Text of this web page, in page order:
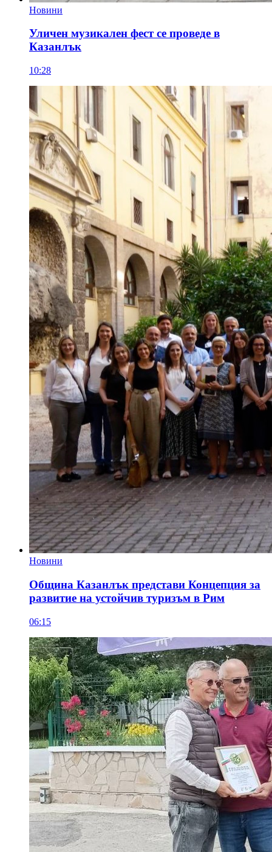
Новини
Уличен музикален фест се проведе в
Казанлък
10:28
Новини
Община Казанлък представи Концепция за
развитие на устойчив туризъм в Рим
06:15